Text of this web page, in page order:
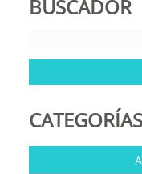
BUSCADOR
CATEGORÍAS